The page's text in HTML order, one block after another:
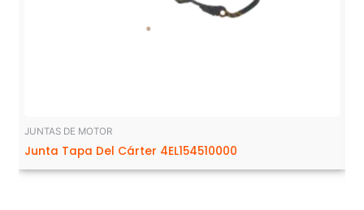
JUNTAS DE MOTOR
Junta Tapa Del Cárter 4EL154510000